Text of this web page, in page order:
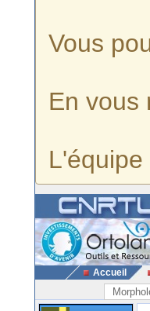
Vous
En vous
Accueil